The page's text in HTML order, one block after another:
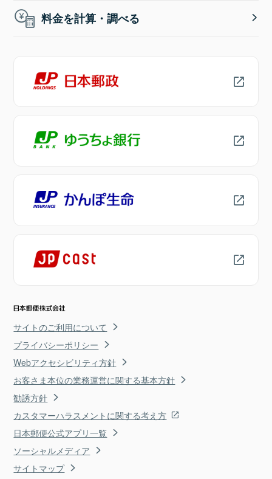
料金を計算・調べる
サイトのご利用について
プライバシーポリシー
Webアクセシビリティ方針
お客さま本位の業務運営に関する基本方針
勧誘方針
カスタマーハラスメントに関する考え方
日本郵便公式アプリ一覧
ソーシャルメディア
サイトマップ